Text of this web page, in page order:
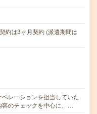
約は3ヶ月契約 (派遣期間は
レーションを担当していた
容のチェックを中心に、…